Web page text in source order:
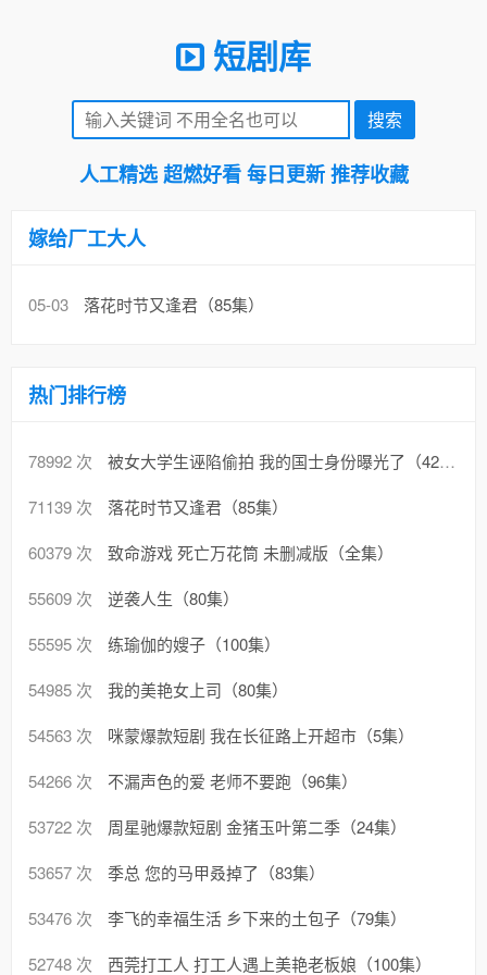
短剧库
人工精选 超燃好看 每日更新 推荐收藏
嫁给厂工大人
05-03 落花时节又逢君（85集）
热门排行榜
78992 次
被女大学生诬陷偷拍 我的国士身份曝光了（42集）
71139 次
落花时节又逢君（85集）
60379 次
致命游戏 死亡万花筒 未删减版（全集）
55609 次
逆袭人生（80集）
55595 次
练瑜伽的嫂子（100集）
54985 次
我的美艳女上司（80集）
54563 次
咪蒙爆款短剧 我在长征路上开超市（5集）
54266 次
不漏声色的爱 老师不要跑（96集）
53722 次
周星驰爆款短剧 金猪玉叶第二季（24集）
53657 次
季总 您的马甲叒掉了（83集）
53476 次
李飞的幸福生活 乡下来的土包子（79集）
52748 次
西莞打工人 打工人遇上美艳老板娘（100集）